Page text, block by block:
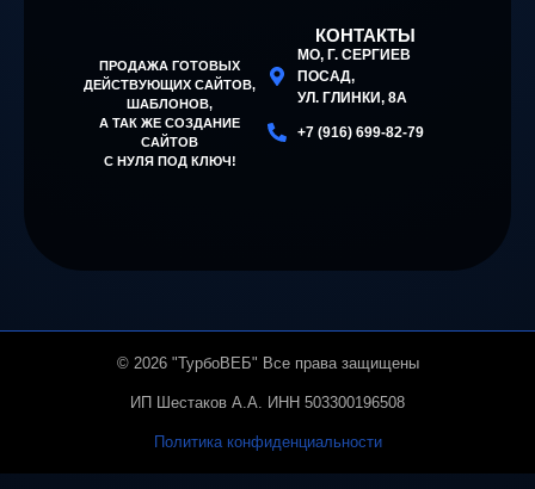
ПРОДАЖА ГОТОВЫХ
ДЕЙСТВУЮЩИХ САЙТОВ,
ШАБЛОНОВ,
А ТАК ЖЕ СОЗДАНИЕ
САЙТОВ
С НУЛЯ ПОД КЛЮЧ!
КОНТАКТЫ
МО, Г. СЕРГИЕВ
ПОСАД,
УЛ. ГЛИНКИ, 8А
+7 (916) 699-82-79
© 2026 "ТурбоВЕБ" Все права защищены
ИП Шестаков А.А. ИНН 503300196508
Политика конфиденциальности